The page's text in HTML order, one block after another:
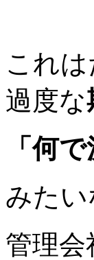
これ
過度な
「何
みたい
管理